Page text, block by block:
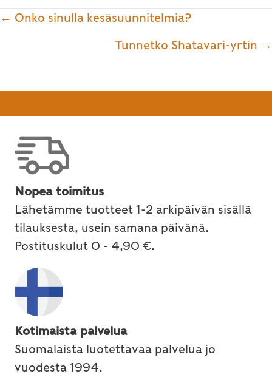
Posts
← Onko sinulla kesäsuunnitelmia?
Tunnetko Shatavari-yrtin →
Nopea toimitus
Lähetämme tuotteet 1-2 arkipäivän sisällä
tilauksesta, usein samana päivänä.
Postituskulut 0 - 4,90 €.
Kotimaista palvelua
Suomalaista luotettavaa palvelua jo
vuodesta 1994.